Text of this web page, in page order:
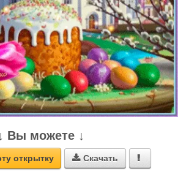
Вы можете ↓
открытку  Скачать 